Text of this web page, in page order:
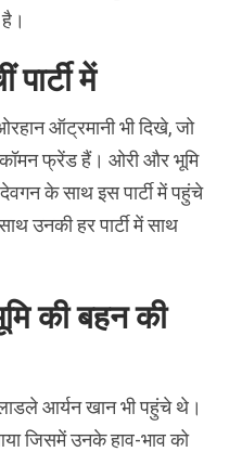
में
ऑट्रमानी भी दिखे, जो
कॉमन फ्रेंड हैं। ओरी और भूमि
के साथ इस पार्टी में पहुंचे
उनकी हर पार्टी में साथ
की बहन की
आर्यन खान भी पहुंचे थे।
जिसमें उनके हाव-भाव को